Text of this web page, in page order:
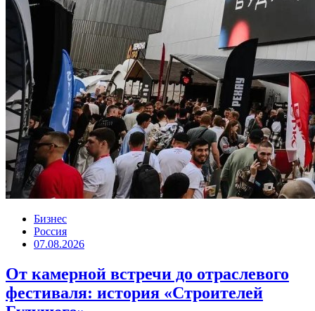
Бизнес
Россия
07.08.2026
От камерной встречи до отраслевого
фестиваля: история «Строителей